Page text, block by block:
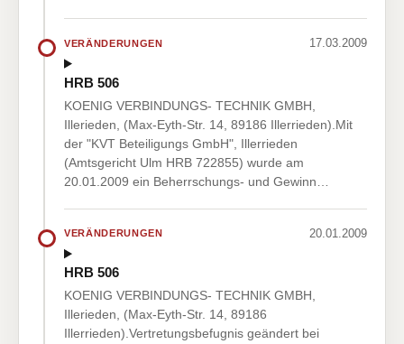
VERÄNDERUNGEN 17.03.2009
HRB 506
KOENIG VERBINDUNGS- TECHNIK GMBH,
Illerieden, (Max-Eyth-Str. 14, 89186 Illerrieden).Mit
der "KVT Beteiligungs GmbH", Illerrieden
(Amtsgericht Ulm HRB 722855) wurde am
20.01.2009 ein Beherrschungs- und Gewinn…
VERÄNDERUNGEN 20.01.2009
HRB 506
KOENIG VERBINDUNGS- TECHNIK GMBH,
Illerieden, (Max-Eyth-Str. 14, 89186
Illerrieden).Vertretungsbefugnis geändert bei